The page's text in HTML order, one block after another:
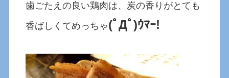
歯ごたえの良い鶏肉は、炭の香りがとても
香ばしくてめっちゃ(ﾟДﾟ)ｳﾏｰ!